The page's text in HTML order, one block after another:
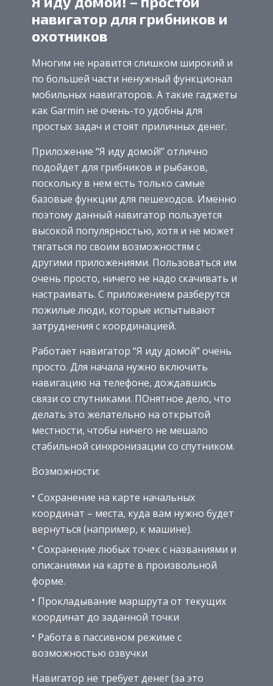
навигатор для грибников и
охотников
Многим не нравится слишком широкий и
по большей части ненужный функционал
мобильных навигаторов. А такие гаджеты
как Garmin не очень-то удобны для
простых задач и стоят приличных денег.
Приложение “Я иду домой!” отлично
подойдет для грибников и рыбаков,
поскольку в нем есть только самые
базовые функции для пешеходов. Именно
поэтому данный навигатор пользуется
высокой популярностью, хотя и не может
тягаться по своим возможностям с
другими приложениями. Пользоваться им
очень просто, ничего не надо скачивать и
настраивать. С приложением разберутся
пожилые люди, которые испытывают
затруднения с координацией.
Работает навигатор “Я иду домой” очень
просто. Для начала нужно включить
навигацию на телефоне, дождавшись
связи со спутниками. ПОнятное дело, что
делать это желательно на открытой
местности, чтобы ничего не мешало
стабильной синхронизации со спутником.
Возможности:
Сохранение на карте начальных
координат – места, куда вам нужно будет
вернуться (например, к машине).
Сохранение любых точек с названиями и
описаниями на карте в произвольной
форме.
Прокладывание маршрута от текущих
координат до заданной точки
Работа в пассивном режиме с
возможностью озвучки
Навигатор не требует денег (за это